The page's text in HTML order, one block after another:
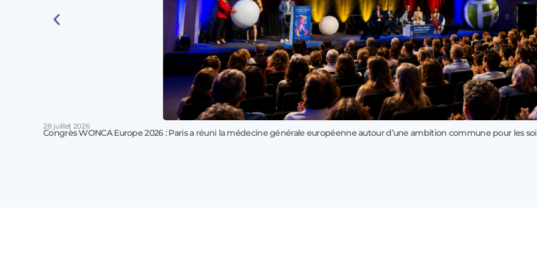
28 juillet 2026
Congrès WONCA Europe 2026 : Paris a réuni la médecine générale européenne autour d’une ambition commune pour les